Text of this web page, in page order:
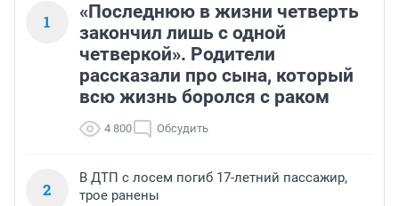
1
«Последнюю в жизни четверть
закончил лишь с одной
четверкой». Родители
рассказали про сына, который
всю жизнь боролся с раком
4 800 Обсудить
2
В ДТП с лосем погиб 17-летний пассажир,
трое ранены